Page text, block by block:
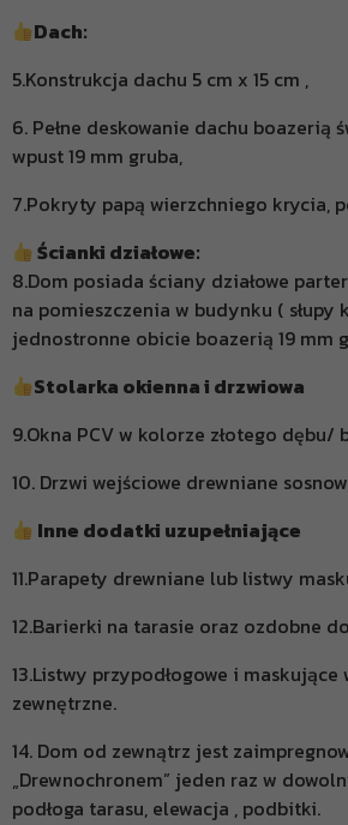
Dach:
5.Konstrukcja dachu 5 cm x 15 cm ,
6. Pełne deskowanie dachu boazerią
wpust 19 mm gruba,
7.Pokryty papą wierzchniego krycia,
Ścianki działowe:
8.Dom posiada ściany działowe
na pomieszczenia w budynku ( słupy
jednostronne obicie boazerią 19 mm
Stolarka okienna i drzwiowa
9.Okna PCV w kolorze złotego dębu/
10. Drzwi wejściowe drewniane
Inne dodatki uzupełniające
11.Parapety drewniane lub listwy
12.Barierki na tarasie oraz ozdobne
13.Listwy przypodłogowe i
zewnętrzne.
14. Dom od zewnątrz jest
„Drewnochronem” jeden raz w
podłoga tarasu, elewacja , podbitki.